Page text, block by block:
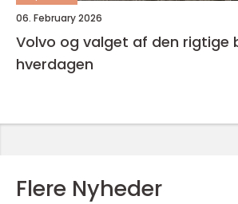
06. February 2026
Volvo og valget af den rigtige
hverdagen
Flere Nyheder